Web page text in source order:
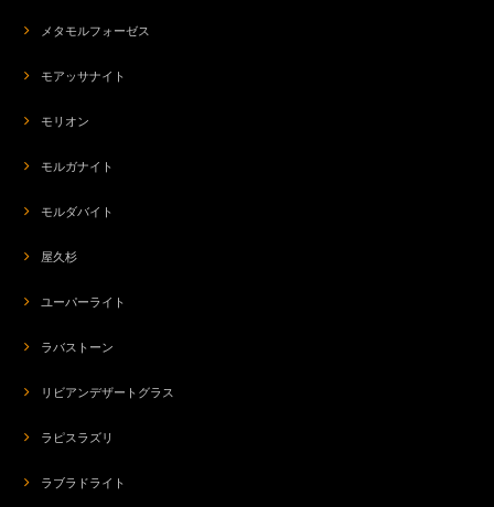
メタモルフォーゼス
モアッサナイト
モリオン
モルガナイト
モルダバイト
屋久杉
ユーパーライト
ラバストーン
リビアンデザートグラス
ラピスラズリ
ラブラドライト